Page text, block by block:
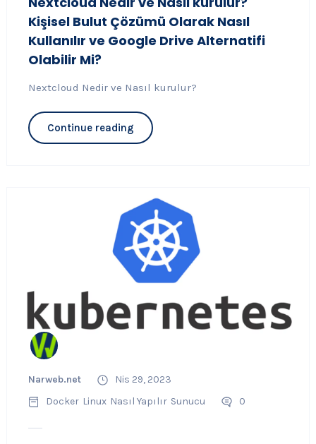
Kişisel Bulut Çözümü Olarak Nasıl
Kullanılır ve Google Drive Alternatifi
Olabilir Mi?
Nextcloud Nedir ve Nasıl kurulur?
Continue reading
Narweb.net
Nis 29, 2023
Docker Linux Nasıl Yapılır Sunucu 0